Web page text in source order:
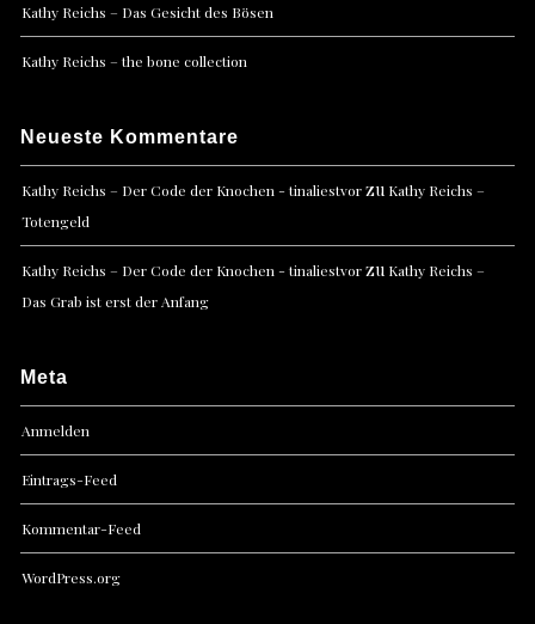
Kathy Reichs – Das Gesicht des Bösen
Kathy Reichs – the bone collection
Neueste Kommentare
Kathy Reichs – Der Code der Knochen - tinaliestvorzu Kathy Reichs –
Totengeld
Kathy Reichs – Der Code der Knochen - tinaliestvorzu Kathy Reichs –
Das Grab ist erst der Anfang
Meta
Anmelden
Eintrags-Feed
Kommentar-Feed
WordPress.org